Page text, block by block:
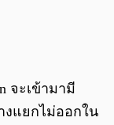
จะเข้ามามี
งแยกไม่ออกใน